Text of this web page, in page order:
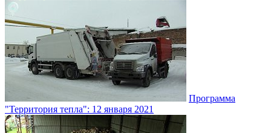
Программа
"Территория тепла": 12 января 2021